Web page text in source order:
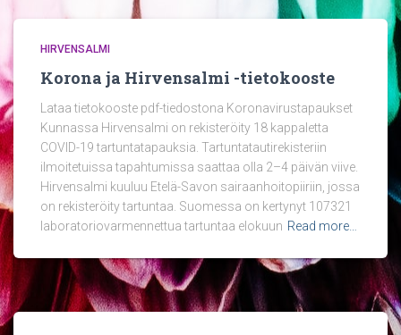
HIRVENSALMI
Korona ja Hirvensalmi -tietokooste
Lataa tietokooste pdf-tiedostona Koronavirustapaukset
Kunnassa Hirvensalmi on rekisteröity 18 kappaletta
COVID-19 tartuntatapauksia. Tartuntatautirekisteriin
ilmoitetuissa tapahtumissa saattaa olla 2–4 päivän viive.
Hirvensalmi kuuluu Etelä-Savon sairaanhoitopiiriin, jossa
on rekisteröity tartuntaa. Suomessa on kertynyt 107321
laboratoriovarmennettua tartuntaa elokuun Read more…